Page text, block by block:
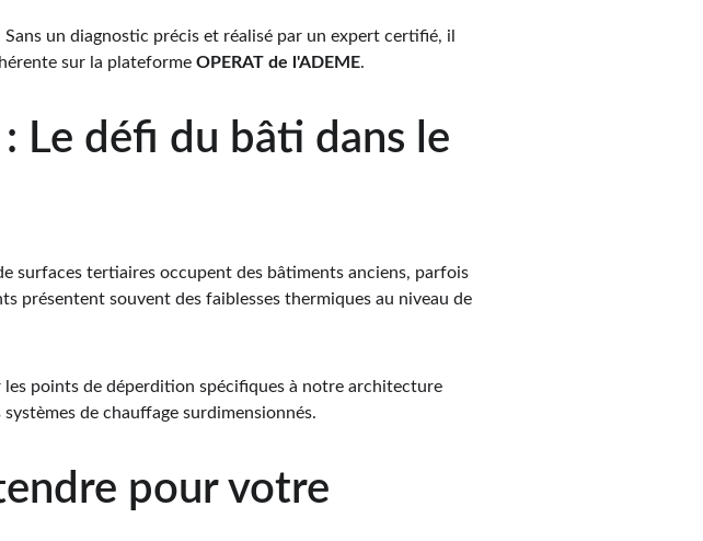
un diagnostic précis et réalisé par un expert certifié, il
sur la plateforme OPERAT de l'ADEME.
Le défi du bâti dans le
surfaces tertiaires occupent des bâtiments anciens, parfois
présentent souvent des faiblesses thermiques au niveau de
points de déperdition spécifiques à notre architecture
de chauffage surdimensionnés.
pour votre